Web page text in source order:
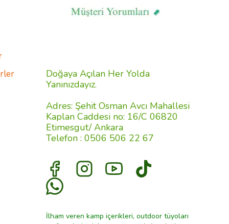
Doğaya Açılan Her Yolda
Yanınızdayız.
Adres: Şehit Osman Avcı Mahallesi
Kaplan Caddesi no: 16/C 06820
Etimesgut/ Ankara
Telefon : 0506 506 22 67
İlham veren kamp içerikleri, outdoor tüyoları